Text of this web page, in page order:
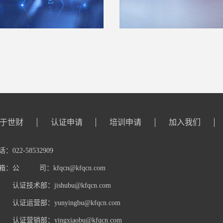
世财 认证申请 培训申请 加入我们
：022-58532909
： 公 司： kfqcn@kfqcn.com
认证技术部： jishubu@kfqcn.com
认证运营部： yunyingbu@kfqcn.com
认证营销部： yingxiaobu@kfqcn.com